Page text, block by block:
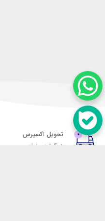
تحویل اکسپرس
در کمترین زمان